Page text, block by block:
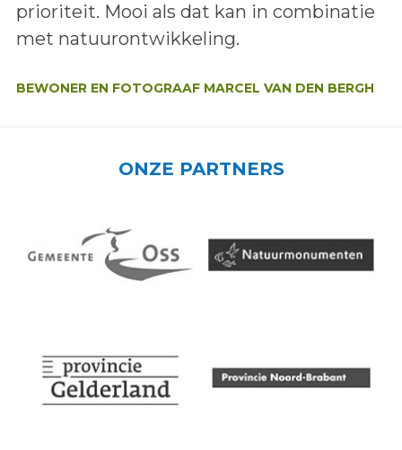
prioriteit. Mooi als dat kan in combinatie
met natuurontwikkeling.
BEWONER EN FOTOGRAAF MARCEL VAN DEN BERGH
ONZE PARTNERS